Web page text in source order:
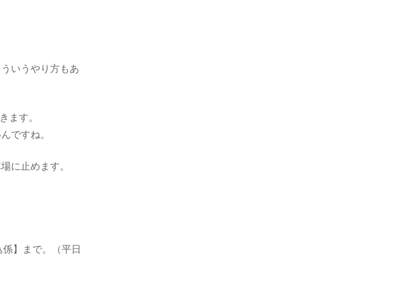
いうやり方もあ
ます。
ですね。
に止めます。
】まで。（平日